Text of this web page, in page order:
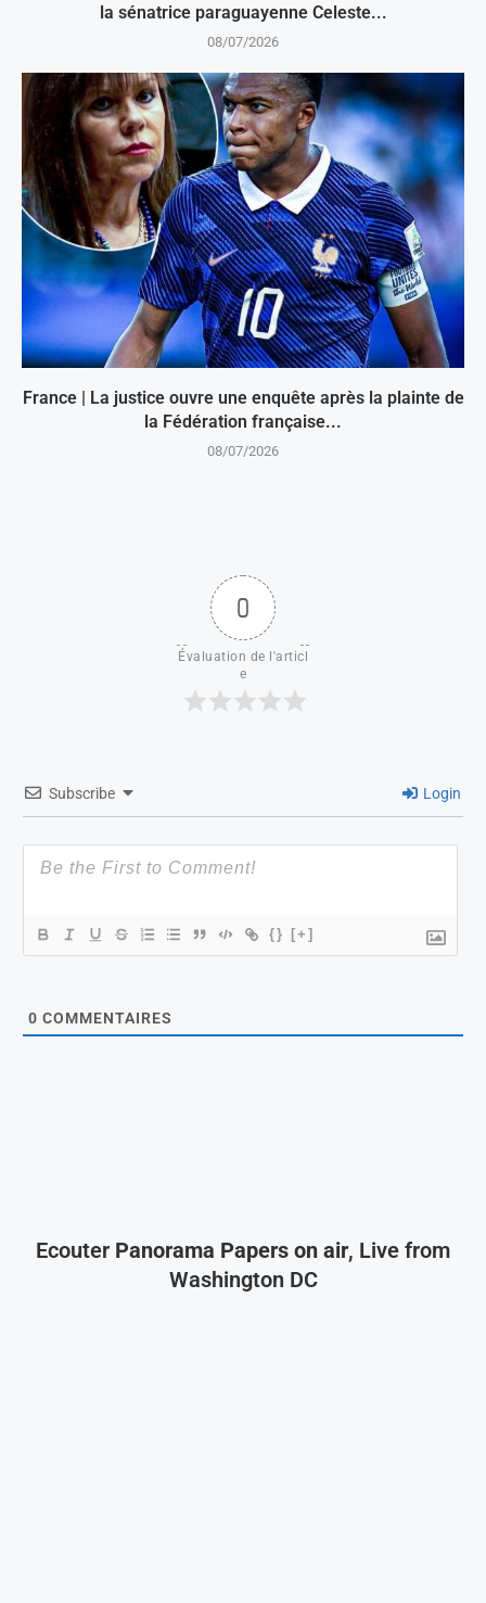
la sénatrice paraguayenne Celeste...
08/07/2026
France | La justice ouvre une enquête après la plainte de
la Fédération française...
08/07/2026
0
Évaluation de l'articl
e
Subscribe Login
{} [+]
0 COMMENTAIRES
Ecouter Panorama Papers on air, Live from
Washington DC